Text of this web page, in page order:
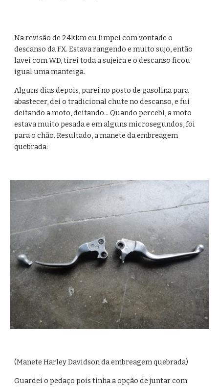
Na revisão de 24kkm eu limpei com vontade o
descanso da FX. Estava rangendo e muito sujo, então
lavei com WD, tirei toda a sujeira e o descanso ficou
igual uma manteiga.
Alguns dias depois, parei no posto de gasolina para
abastecer, dei o tradicional chute no descanso, e fui
deitando a moto, deitando... Quando percebi, a moto
estava muito pesada e em alguns microsegundos, foi
para o chão. Resultado, a manete da embreagem
quebrada:
(Manete Harley Davidson da embreagem quebrada)
Guardei o pedaço pois tinha a opção de juntar com